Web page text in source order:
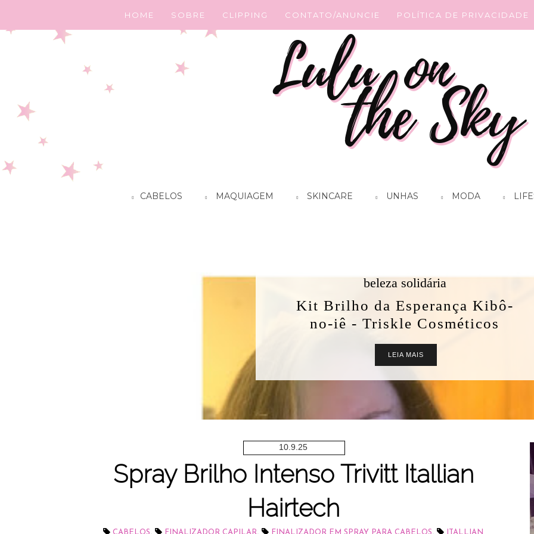
HOME SOBRE CLIPPING CONTATO/ANUNCIE POLÍTICA DE PRIVACIDADE
CABELOS MAQUIAGEM SKINCARE UNHAS MODA
beleza solidária
Kit Brilho da Esperança Kibô-
10.9.25
Spray Brilho Intenso Trivitt Itallian
Hairtech